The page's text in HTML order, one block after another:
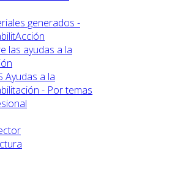
generados -
las ayudas a la
Ayudas a la
- Por temas